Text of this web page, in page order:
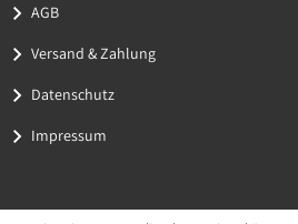
AGB
Versand & Zahlung
Datenschutz
Impressum